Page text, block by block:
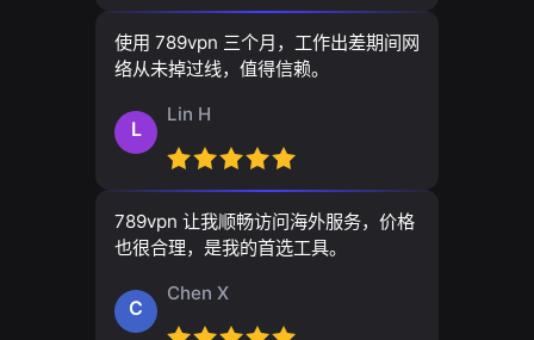
使用 789vpn 三个月，工作出差期间网
络从未掉过线，值得信赖。
L
Lin H
789vpn 让我顺畅访问海外服务，价格
也很合理，是我的首选工具。
C
Chen X